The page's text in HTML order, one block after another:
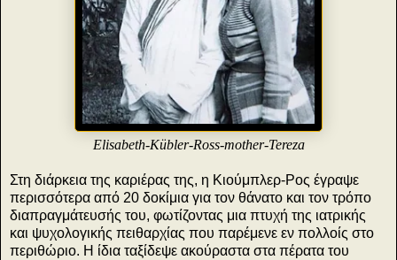
Elisabeth-Kübler-Ross-mother-Tereza
Στη διάρκεια της καριέρας της, η Κιούμπλερ-Ρος έγραψε
περισσότερα από 20 δοκίμια για τον θάνατο και τον τρόπο
διαπραγμάτευσής του, φωτίζοντας μια πτυχή της ιατρικής
και ψυχολογικής πειθαρχίας που παρέμενε εν πολλοίς στο
περιθώριο. Η ίδια ταξίδεψε ακούραστα στα πέρατα του